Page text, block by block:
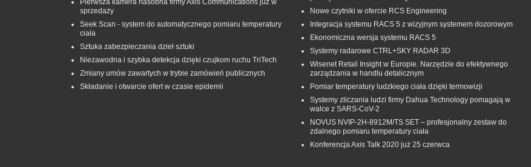
Pierwsza kamera nasobna firmy Axis Communications już w
sprzedaży
Seek Scan - system do automatycznego pomiaru temperatury
ciała
Sztuka zabezpieczania dzieł sztuki
Niezawodna i szybka detekcja dzięki czujkom ruchu TriTech
Zmiany umów zawartych w trybie zamówień publicznych
Składanie i otwarcie ofert w czasie epidemii
Nowe czytniki w ofercie RCS Engineering
Integracja systemu RACS 5 z wizyjnym systemem dozorowym
Ekonomiczna wersja systemu RACS 5
Systemy radarowe CTRL+SKY RADAR 3D
Wisenet Retail Insight w Europie. Narzędzie do efektywnego
zarządzania w handlu detalicznym
Pomiar temperatury ludzkiego ciała dzięki termowizji
Systemy zliczania ludzi firmy Dahua Technology pomagają w
walce z SARS-CoV-2
NOVUS NVIP-2H-8912M/TS SET – profesjonalny zestaw do
zdalnego pomiaru temperatury ciała
Konferencja Axis Talk 2020 już 25 czerwca